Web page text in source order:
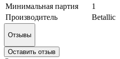
Минимальная партия
1
Производитель
Betallic
Отзывы
Оставить отзыв